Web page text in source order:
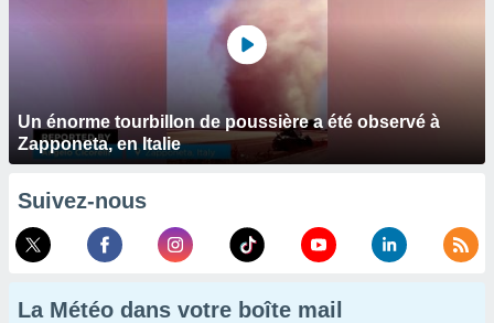
Un énorme tourbillon de poussière a été observé à
Zapponeta, en Italie
Suivez-nous
La Météo dans votre boîte mail